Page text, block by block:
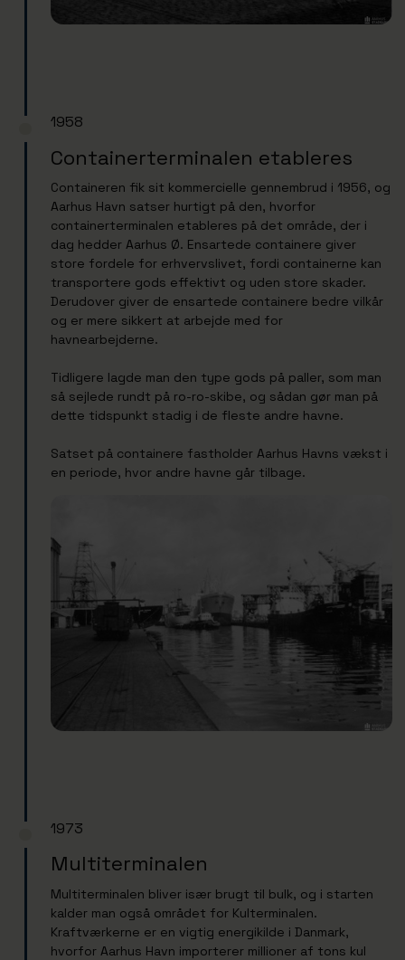
1958
Containerterminalen etableres
Containeren fik sit kommercielle gennembrud i 1956, og
Aarhus Havn satser hurtigt på den, hvorfor
containerterminalen etableres på det område, der i
dag hedder Aarhus Ø. Ensartede containere giver
store fordele for erhvervslivet, fordi containerne kan
transportere gods effektivt og uden store skader.
Derudover giver de ensartede containere bedre vilkår
og er mere sikkert at arbejde med for
havnearbejderne.
Tidligere lagde man den type gods på paller, som man
så sejlede rundt på ro-ro-skibe, og sådan gør man på
dette tidspunkt stadig i de fleste andre havne.
Satset på containere fastholder Aarhus Havns vækst i
en periode, hvor andre havne går tilbage.
1973
Multiterminalen
Multiterminalen bliver især brugt til bulk, og i starten
kalder man også området for Kulterminalen.
Kraftværkerne er en vigtig energikilde i Danmark,
hvorfor Aarhus Havn importerer millioner af tons kul